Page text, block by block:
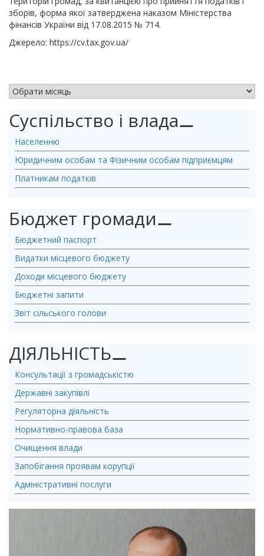
зборів, форма якої затверджена наказом Міністерства
фінансів України від 17.08.2015 № 714.
Джерело: https://cv.tax.gov.ua/
Суспільство і влада⚊
Населенню
Юридичним особам та Фізичним особам підприємцям
Платникам податків
Бюджет громади⚊
Бюджетний паспорт
Видатки місцевого бюджету
Доходи місцевого бюджету
Бюджетні запити
Звіт сільського голови
ДІЯЛЬНІСТЬ⚊
Консультації з громадськістю
Державні закупівлі
Регуляторна діяльність
Нормативно-правова база
Очищення влади
Запобігання проявам корупції
Адміністративні послуги